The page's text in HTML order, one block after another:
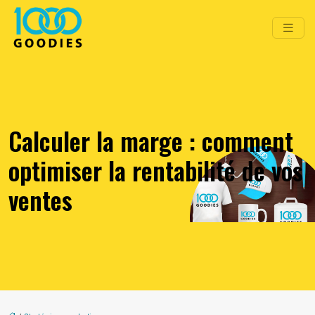
Calculer la marge : comment
optimiser la rentabilité de vos
ventes